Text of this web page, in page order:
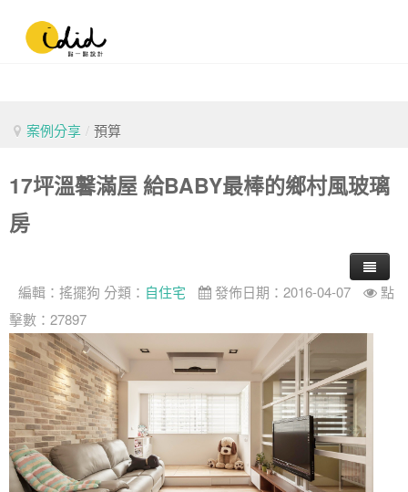
案例分享 / 預算
17坪溫馨滿屋 給BABY最棒的鄉村風玻璃
房
編輯： 搖擺狗 分類： 自住宅 發佈日期：2016-04-07
點
擊數：27897